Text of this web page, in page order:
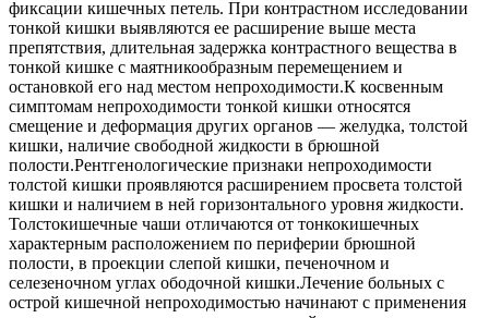
фиксации кишечных петель. При контрастном исследовании
тонкой кишки выявляются ее расширение выше места
препятствия, длительная задержка контрастного вещества в
тонкой кишке с маятникообразным перемещением и
остановкой его над местом непроходимости.К косвенным
симптомам непроходимости тонкой кишки относятся
смещение и деформация других органов — желудка, толстой
кишки, наличие свободной жидкости в брюшной
полости.Рентгенологические признаки непроходимости
толстой кишки проявляются расширением просвета толстой
кишки и наличием в ней горизонтального уровня жидкости.
Толстокишечные чаши отличаются от тонкокишечных
характерным расположением по периферии брюшной
полости, в проекции слепой кишки, печеночном и
селезеночном углах ободочной кишки.Лечение больных с
острой кишечной непроходимостью начинают с применения